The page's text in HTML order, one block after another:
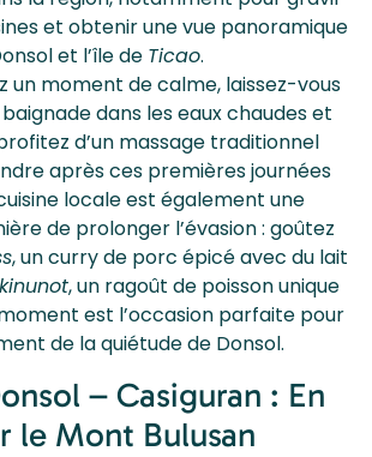
et obtenir une vue panoramique
et l’île de Ticao.
un moment de calme, laissez-vous
dans les eaux chaudes et
d’un massage traditionnel
après ces premières journées
locale est également une
de prolonger l’évasion : goûtez
, un curry de porc épicé avec du lait
kinunot, un ragoût de poisson unique
est l’occasion parfaite pour
de la quiétude de Donsol.
– Casiguran : En
le Mont Bulusan